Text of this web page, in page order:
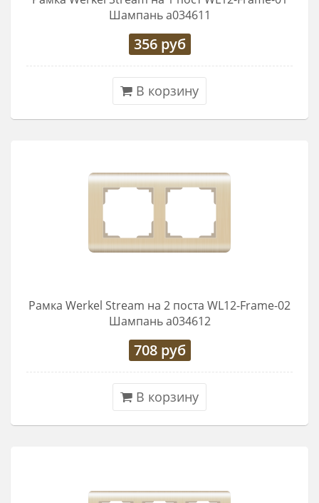
Шампань a034611
356руб
В корзину
Рамка Werkel Stream на 2 поста WL12-Frame-02
Шампань a034612
708руб
В корзину